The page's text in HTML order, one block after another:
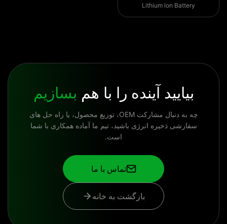
Lithium lon Battery
بیایید آینده را با هم بسازیم
چه به دنبال مشارکت OEM، توزیع محصول، یا راه حل های
سفارشی ذخیره انرژی باشید، تیم ما آماده همکاری با شما
است.
تماس با ما
بازگشت به خانه